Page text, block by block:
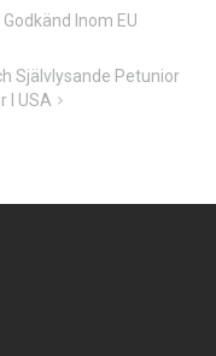
Inom EU
Självlysande Petunior
I USA